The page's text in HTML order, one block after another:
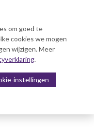
om goed te
cookies we mogen
wijzigen. Meer
.
instellingen